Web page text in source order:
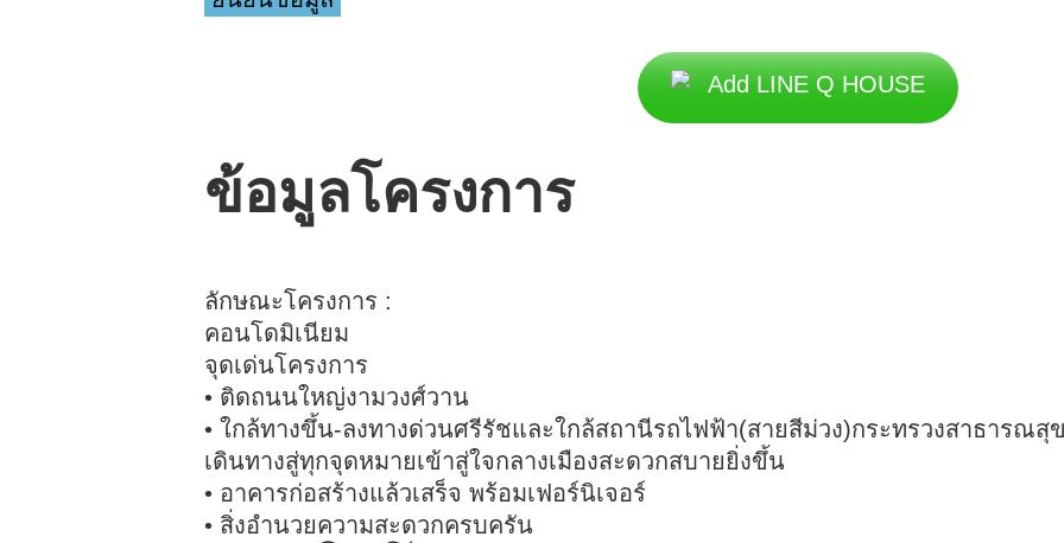
Add LINE Q HOUSE
ข้อมูลโครงการ
ลักษณะโครงการ :
คอนโดมิเนียม
จุดเด่นโครงการ
• ติดถนนใหญ่งามวงศ์วาน
• ใกล้ทางขึ้น-ลงทางด่วนศรีรัชและใกล้สถานีรถไฟฟ้า(สายสีม่วง)กระทรวงสาธารณ
เดินทางสู่ทุกจุดหมายเข้าสู่ใจกลางเมืองสะดวกสบายยิ่งขึ้น
• อาคารก่อสร้างแล้วเสร็จ พร้อมเฟอร์นิเจอร์
• สิ่งอำนวยความสะดวกครบครัน